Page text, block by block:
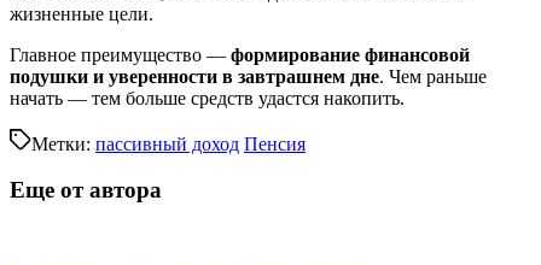
жизненные цели.
Главное преимущество — формирование финансовой
подушки и уверенности в завтрашнем дне. Чем раньше
начать — тем больше средств удастся накопить.
Метки: пассивный доход Пенсия
Еще от автора